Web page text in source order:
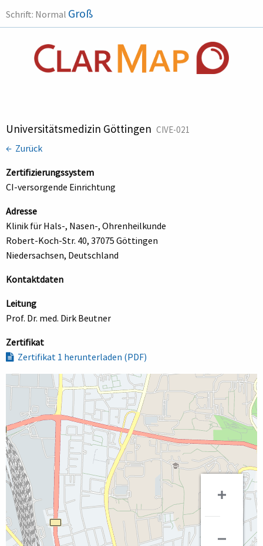
Schrift: Normal Groß
Universitätsmedizin Göttingen CIVE-021
← Zurück
Zertifizierungssystem
CI-versorgende Einrichtung
Adresse
Klinik für Hals-, Nasen-, Ohrenheilkunde
Robert-Koch-Str. 40, 37075 Göttingen
Niedersachsen, Deutschland
Kontaktdaten
Leitung
Prof. Dr. med. Dirk Beutner
Zertifikat
Zertifikat 1 herunterladen (PDF)